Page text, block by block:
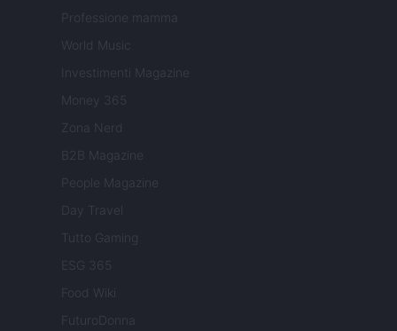
Professione mamma
World Music
Investimenti Magazine
Money 365
Zona Nerd
B2B Magazine
People Magazine
Day Travel
Tutto Gaming
ESG 365
Food Wiki
FuturoDonna